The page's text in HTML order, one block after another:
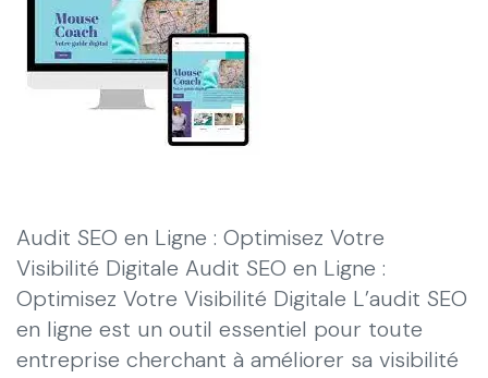
Audit SEO en Ligne : Optimisez Votre
Visibilité Digitale Audit SEO en Ligne :
Optimisez Votre Visibilité Digitale L’audit SEO
en ligne est un outil essentiel pour toute
entreprise cherchant à améliorer sa visibilité